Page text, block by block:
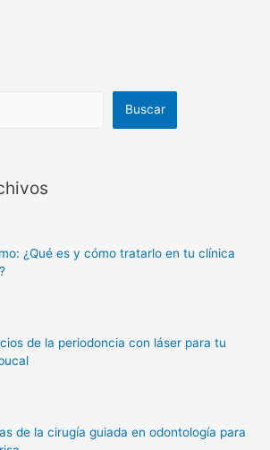
Buscar
¿Qué es y cómo tratarlo en tu clínica
de la periodoncia con láser para tu
de la cirugía guiada en odontología para